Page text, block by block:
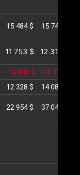
15 484 $ 15 745 $
11 753 $ 12 318 $
-14 909 $ -13 977 $
12 328 $ 14 087 $
22 954 $ 37 042 $